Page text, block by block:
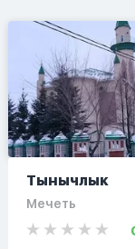
Тынычлык
Мечеть